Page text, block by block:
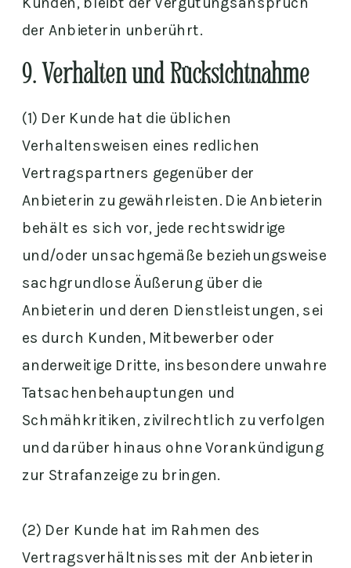
der Anbieterin unberührt.
(1) Der Kunde hat die üblichen
Verhaltensweisen eines redlichen
Vertragspartners gegenüber der
Anbieterin zu gewährleisten. Die Anbieterin
behält es sich vor, jede rechtswidrige
und/oder unsachgemäße beziehungsweise
sachgrundlose Äußerung über die
Anbieterin und deren Dienstleistungen, sei
es durch Kunden, Mitbewerber oder
anderweitige Dritte, insbesondere unwahre
Tatsachenbehauptungen und
Schmähkritiken, zivilrechtlich zu verfolgen
und darüber hinaus ohne Vorankündigung
zur Strafanzeige zu bringen.
(2) Der Kunde hat im Rahmen des
Vertragsverhältnisses mit der Anbieterin
9. Verhalten und Rücksichtnahme